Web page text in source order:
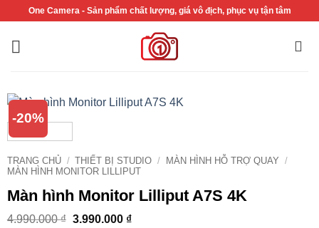
nội
One Camera - Sản phẩm chất lượng, giá vô địch, phục vụ tận tâm
-20%
TRANG CHỦ / THIẾT BỊ STUDIO / MÀN HÌNH HỖ TRỢ QUAY /
MÀN HÌNH MONITOR LILLIPUT
Màn hình Monitor Lilliput A7S 4K
4.990.000₫ Giá
3.990.000 ₫Giá